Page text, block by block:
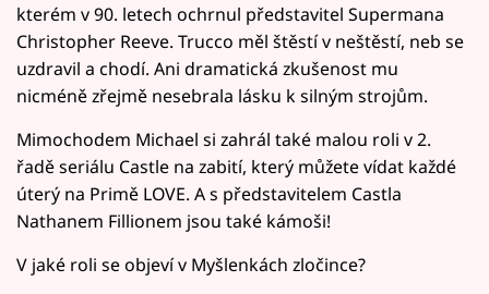
kterém v 90. letech ochrnul představitel Supermana
Christopher Reeve. Trucco měl štěstí v neštěstí, neb se
uzdravil a chodí. Ani dramatická zkušenost mu
nicméně zřejmě nesebrala lásku k silným strojům.
Mimochodem Michael si zahrál také malou roli v 2.
řadě seriálu Castle na zabití, který můžete vídat každé
úterý na Primě LOVE. A s představitelem Castla
Nathanem Fillionem jsou také kámoši!
V jaké roli se objeví v Myšlenkách zločince?